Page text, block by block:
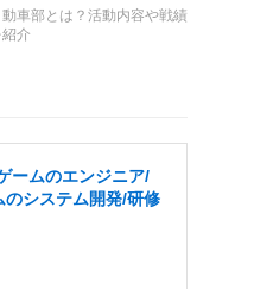
動車部とは？活動内容や戦績
紹介
ームのエンジニア/
システム開発/研修